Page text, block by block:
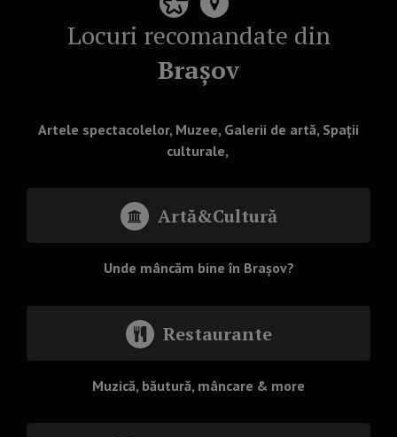
Locuri recomandate din
Brașov
Artele spectacolelor, Muzee, Galerii de artă, Spații
culturale,
Artă&Cultură
Unde mâncăm bine în Brașov?
Restaurante
Muzică, băutură, mâncare & more